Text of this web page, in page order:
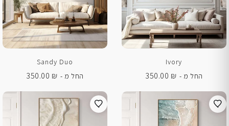
Ivory
החל מ -
350.00 ₪
Sandy Duo
החל מ -
350.00 ₪